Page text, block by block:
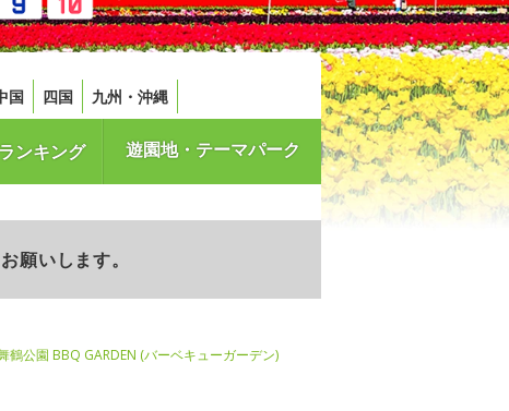
国 四国 九州・沖縄
ンキング 遊園地・テーマパーク
願いします。
鶴公園 BBQ GARDEN (バーベキューガーデン)